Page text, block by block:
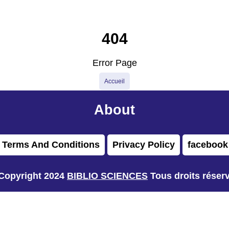
404
Error Page
Accueil
About
Terms And Conditions Privacy Policy facebook
2024 BIBLIO SCIENCES Tous droits